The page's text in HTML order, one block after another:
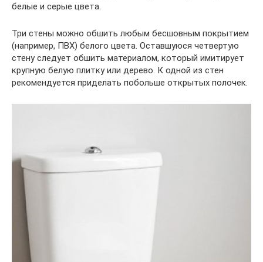
белые и серые цвета.
Три стены можно обшить любым бесшовным покрытием
(например, ПВХ) белого цвета. Оставшуюся четвертую
стену следует обшить материалом, который имитирует
крупную белую плитку или дерево. К одной из стен
рекомендуется приделать побольше открытых полочек.